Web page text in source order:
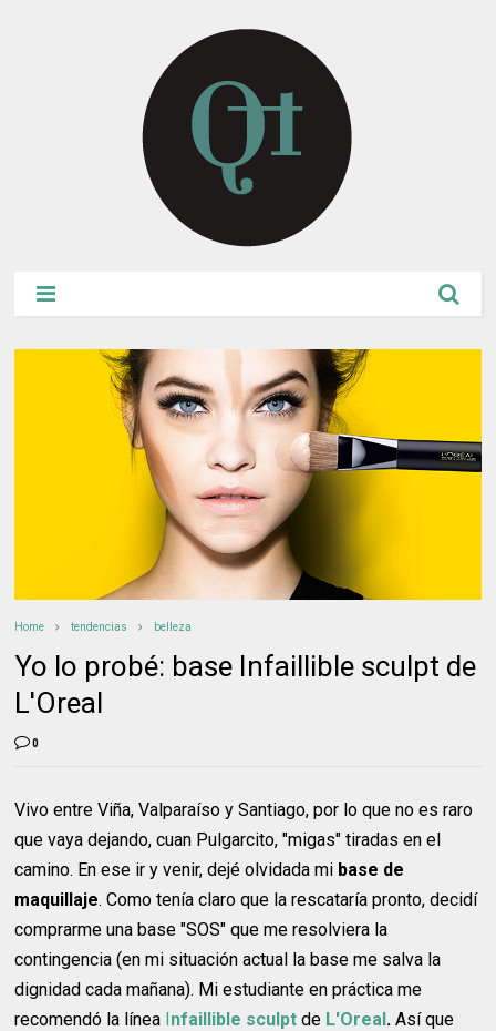
Home tendencias belleza
Yo lo probé: base Infaillible sculpt de
L'Oreal
0
Vivo entre Viña, Valparaíso y Santiago, por lo que no es raro
que vaya dejando, cuan Pulgarcito, "migas" tiradas en el
camino. En ese ir y venir, dejé olvidada mi base de
maquillaje. Como tenía claro que la rescataría pronto, decidí
comprarme una base "SOS" que me resolviera la
contingencia (en mi situación actual la base me salva la
dignidad cada mañana). Mi estudiante en práctica me
recomendó la línea Infaillible sculpt de L'Oreal. Así que